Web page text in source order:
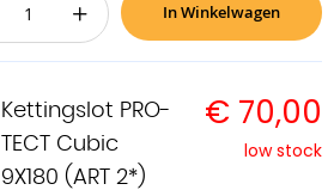
+ In Winkelwagen
Kettingslot PRO-
TECT Cubic
9X180 (ART 2*)
€ 70,00
low stock